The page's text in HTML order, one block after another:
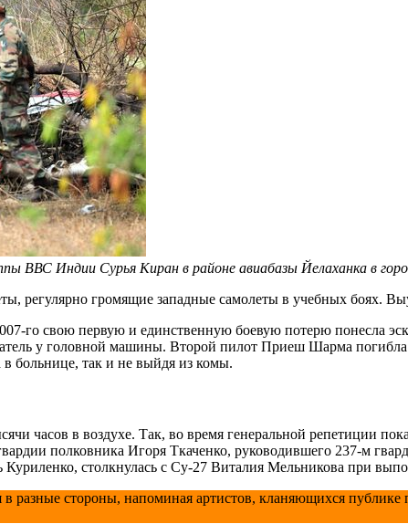
ВВС Индии Сурья Киран в районе авиабазы Йелаханка в
регулярно громящие западные самолеты в учебных боях.
го свою первую и единственную боевую потерю понесла
у головной машины. Второй пилот Приеш Шарма
больнице, так и не выйдя из комы.
часов в воздухе. Так, во время генеральной репетиции
полковника Игоря Ткаченко, руководившего 237-м
столкнулась с Су-27 Виталия Мельникова при
разные стороны, напоминая артистов, кланяющихся публике